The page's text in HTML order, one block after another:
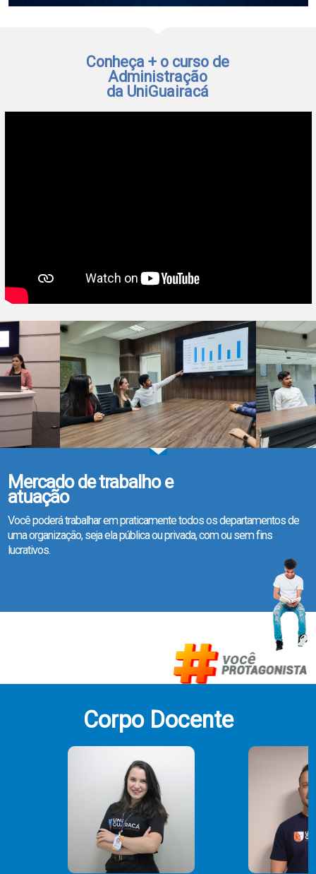
Conheça + o curso de
Administração
da UniGuairacá
Mercado de trabalho e
atuação
Você poderá trabalhar em praticamente todos os departamentos de
uma organização, seja ela pública ou privada, com ou sem fins
lucrativos.
Corpo Docente